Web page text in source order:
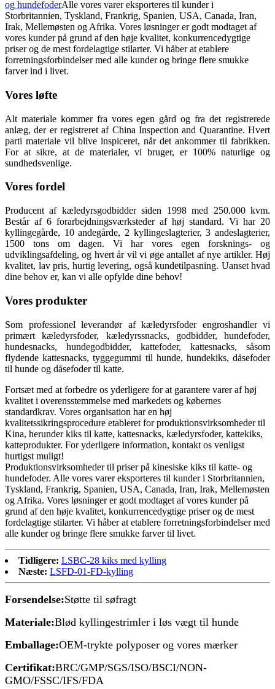
og hundefoderAlle vores varer eksporteres til kunder i
Storbritannien, Tyskland, Frankrig, Spanien, USA, Canada, Iran,
Irak, Mellemøsten og Afrika. Vores løsninger er godt modtaget af
vores kunder på grund af den høje kvalitet, konkurrencedygtige
priser og de mest fordelagtige stilarter. Vi håber at etablere
forretningsforbindelser med alle kunder og bringe flere smukke
farver ind i livet.
Vores løfte
Alt materiale kommer fra vores egen gård og fra det registrerede
anlæg, der er registreret af China Inspection and Quarantine. Hvert
parti materiale vil blive inspiceret, når det ankommer til fabrikken.
For at sikre, at de materialer, vi bruger, er 100% naturlige og
sundhedsvenlige.
Vores fordel
Producent af kæledyrsgodbidder siden 1998 med 250.000 kvm.
Består af 6 forarbejdningsværksteder af høj standard. Vi har 20
kyllingegårde, 10 andegårde, 2 kyllingeslagterier, 3 andeslagterier,
1500 tons om dagen. Vi har vores egen forsknings- og
udviklingsafdeling, og hvert år vil vi øge antallet af nye artikler. Høj
kvalitet, lav pris, hurtig levering, også kundetilpasning. Uanset hvad
dine behov er, kan vi alle opfylde dine behov!
Vores produkter
Som professionel leverandør af kæledyrsfoder engroshandler vi
primært kæledyrsfoder, kæledyrssnacks, godbidder, hundefoder,
hundesnacks, hundegodbidder, kattefoder, kattesnacks, såsom
flydende kattesnacks, tyggegummi til hunde, hundekiks, dåsefoder
til hunde og dåsefoder til katte.
Fortsæt med at forbedre os yderligere for at garantere varer af høj
kvalitet i overensstemmelse med markedets og købernes
standardkrav. Vores organisation har en høj
kvalitetssikringsprocedure etableret for produktionsvirksomheder til
Kina, herunder kiks til katte, kattesnacks, kæledyrsfoder, kattekiks,
katteprodukter. For yderligere information, kontakt os venligst
hurtigst muligt!
Produktionsvirksomheder til priser på kinesiske kiks til katte- og
hundefoder. Alle vores varer eksporteres til kunder i Storbritannien,
Tyskland, Frankrig, Spanien, USA, Canada, Iran, Irak, Mellemøsten
og Afrika. Vores løsninger er godt modtaget af vores kunder på
grund af den høje kvalitet, konkurrencedygtige priser og de mest
fordelagtige stilarter. Vi håber at etablere forretningsforbindelser med
alle kunder og bringe flere smukke farver til livet.
Tidligere: LSBC-28 kiks med kylling
Næste: LSFD-01-FD-kylling
Forsendelse:Støtte til søfragt
Materiale:Blød kyllingestrimler i løs vægt til hunde
Emballage:OEM-trykte polyposer og vores mærker
Certifikat:BRC/GMP/SGS/ISO/BSCI/NON-
GMO/FSSC/IFS/FDA